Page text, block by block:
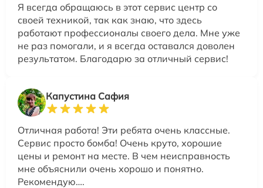
Я всегда обращаюсь в этот сервис центр со
своей техникой, так как знаю, что здесь
работают профессионалы своего дела. Мне уже
не раз помогали, и я всегда оставался доволен
результатом. Благодарю за отличный сервис!
Капустина Сафия
Отличная работа! Эти ребята очень классные.
Сервис просто бомба! Очень круто, хорошие
цены и ремонт на месте. В чем неисправность
мне объяснили очень хорошо и понятно.
Рекомендую….